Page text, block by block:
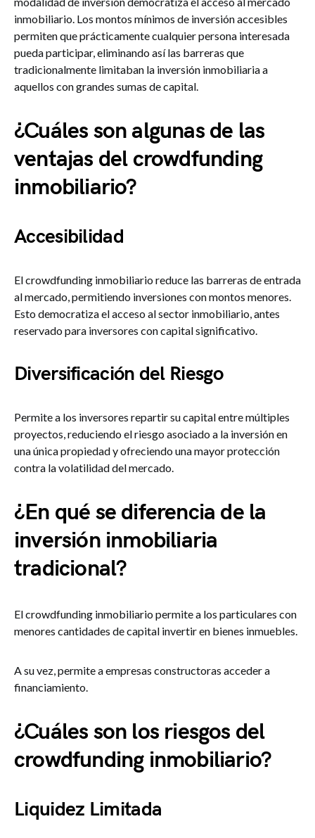
inmobiliario. Los montos mínimos de inversión accesibles
permiten que prácticamente cualquier persona interesada
pueda participar, eliminando así las barreras que
tradicionalmente limitaban la inversión inmobiliaria a
aquellos con grandes sumas de capital.
¿Cuáles son algunas de las
ventajas del crowdfunding
inmobiliario?
Accesibilidad
El crowdfunding inmobiliario reduce las barreras de entrada
al mercado, permitiendo inversiones con montos menores.
Esto democratiza el acceso al sector inmobiliario, antes
reservado para inversores con capital significativo.
Diversificación del Riesgo
Permite a los inversores repartir su capital entre múltiples
proyectos, reduciendo el riesgo asociado a la inversión en
una única propiedad y ofreciendo una mayor protección
contra la volatilidad del mercado.
¿En qué se diferencia de la
inversión inmobiliaria
tradicional?
El crowdfunding inmobiliario permite a los particulares con
menores cantidades de capital invertir en bienes inmuebles.
A su vez, permite a empresas constructoras acceder a
financiamiento.
¿Cuáles son los riesgos del
crowdfunding inmobiliario?
Liquidez Limitada